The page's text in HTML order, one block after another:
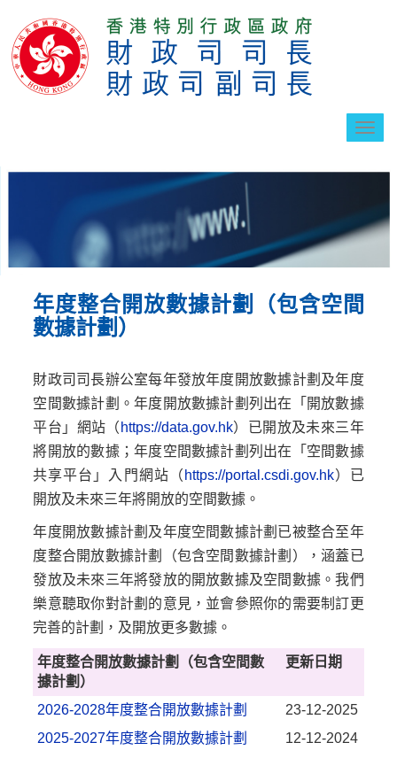
切
導
年度整合開放數據計劃（包含空間
數據計劃）
財政司司長辦公室每年發放年度開放數據計劃及年度
空間數據計劃。年度開放數據計劃列出在「開放數據
平台」網站（ https://data.gov.hk）已開放及未來三年
將開放的數據；年度空間數據計劃列出在「空間數據
共享平台」入門網站（ https://portal.csdi.gov.hk）已
開放及未來三年將開放的空間數據。
年度開放數據計劃及年度空間數據計劃已被整合至年
度整合開放數據計劃（包含空間數據計劃），涵蓋已
發放及未來三年將發放的開放數據及空間數據。我們
樂意聽取你對計劃的意見，並會參照你的需要制訂更
完善的計劃，及開放更多數據。
年度整合開放數據計劃（包含空間數
據計劃）
更新日期
2026-2028年度整合開放數據計劃
23-12-2025
2025-2027年度整合開放數據計劃
12-12-2024